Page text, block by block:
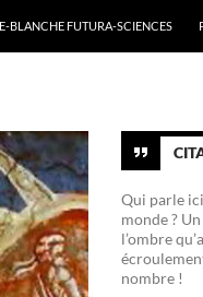
BLANCHE FUTURA-SCIENCES
Qui parle ici
monde ?
l’ombre
nombre !